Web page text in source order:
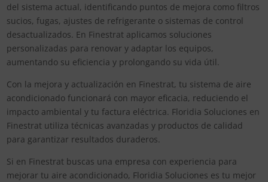
del sistema actual, identificando puntos de mejora como filtros
sucios, fugas, ajustes de refrigerante o sistemas de control
desactualizados. En Finestrat aplicamos soluciones
personalizadas para renovar y adaptar los equipos,
aumentando su eficiencia y prolongando su vida útil.
Con la mejora y actualización en Finestrat, tu sistema de aire
acondicionado funcionará con mayor eficacia, reduciendo el
impacto ambiental y tu factura eléctrica. Floridia Soluciones en
Finestrat utiliza técnicas avanzadas y productos de calidad
para garantizar resultados duraderos.
Si en Finestrat buscas una empresa con experiencia para
mejorar tu aire acondicionado, Floridia Soluciones es tu mejor